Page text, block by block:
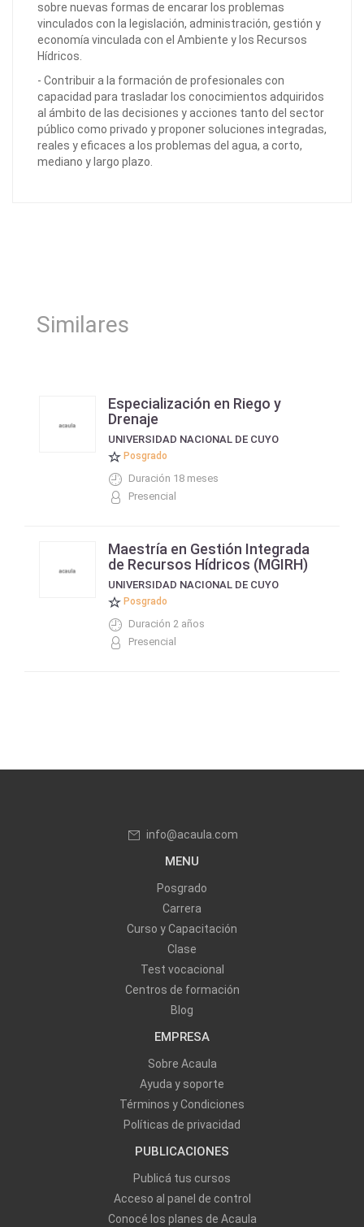
sobre nuevas formas de encarar los problemas
vinculados con la legislación, administración, gestión y
economía vinculada con el Ambiente y los Recursos
Hídricos.
- Contribuir a la formación de profesionales con
capacidad para trasladar los conocimientos adquiridos
al ámbito de las decisiones y acciones tanto del sector
público como privado y proponer soluciones integradas,
reales y eficaces a los problemas del agua, a corto,
mediano y largo plazo.
Similares
Especialización en Riego y
Drenaje
UNIVERSIDAD NACIONAL DE CUYO
Posgrado
Duración 18 meses
Presencial
Maestría en Gestión Integrada
de Recursos Hídricos (MGIRH)
UNIVERSIDAD NACIONAL DE CUYO
Posgrado
Duración 2 años
Presencial
info@acaula.com
MENU
Posgrado
Carrera
Curso y Capacitación
Clase
Test vocacional
Centros de formación
Blog
EMPRESA
Sobre Acaula
Ayuda y soporte
Términos y Condiciones
Políticas de privacidad
PUBLICACIONES
Publicá tus cursos
Acceso al panel de control
Conocé los planes de Acaula